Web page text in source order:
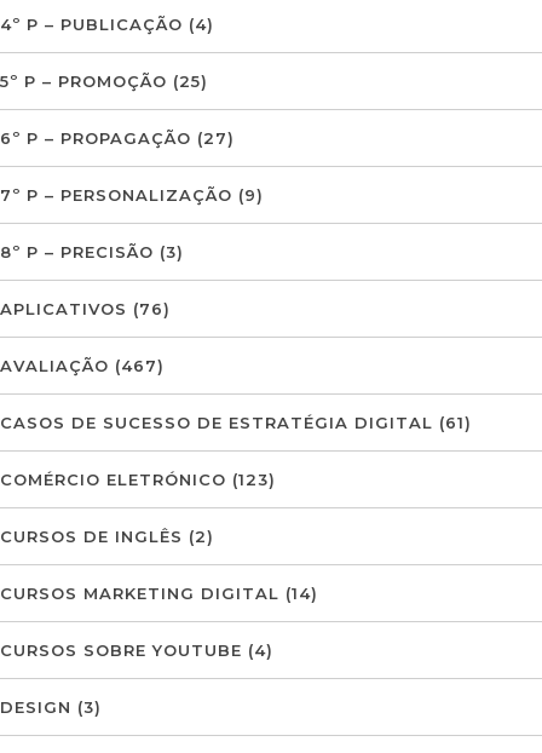
4º P – PUBLICAÇÃO (4)
5º P – PROMOÇÃO (25)
6º P – PROPAGAÇÃO (27)
7º P – PERSONALIZAÇÃO (9)
8º P – PRECISÃO (3)
APLICATIVOS (76)
AVALIAÇÃO (467)
CASOS DE SUCESSO DE ESTRATÉGIA DIGITAL (61)
COMÉRCIO ELETRÓNICO (123)
CURSOS DE INGLÊS (2)
CURSOS MARKETING DIGITAL (14)
CURSOS SOBRE YOUTUBE (4)
DESIGN (3)